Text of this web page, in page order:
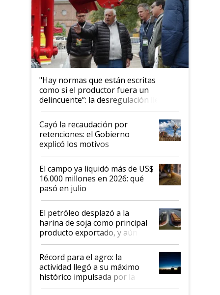
"Hay normas que están escritas
como si el productor fuera un
delincuente”: la desregulación llegó
al Congreso Aapresid y hasta se
habló del financiamiento al IPCVA
Cayó la recaudación por
retenciones: el Gobierno
explicó los motivos
El campo ya liquidó más de US$
16.000 millones en 2026: qué
pasó en julio
El petróleo desplazó a la
harina de soja como principal
producto exportado, y aún así
el agro aportó casi seis de cada
diez dólares y sostuvo el
liderazgo en un semestre
récord
Récord para el agro: la
actividad llegó a su máximo
histórico impulsada por la
cosecha y las exportaciones